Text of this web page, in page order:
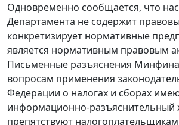
Одновременно сообщается, что
Департамента не содержит
конкретизирует нормативные
является нормативным правовым
Письменные разъяснения
вопросам применения
Федерации о налогах и сборах
информационно-разъяснительный
препятствуют налогоплательщикам